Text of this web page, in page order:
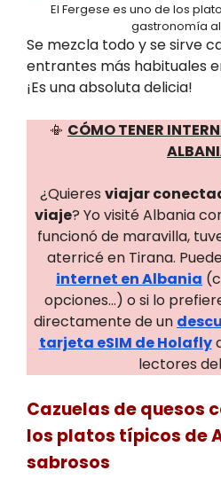
El Fergese es uno de los
gastronomía
Se mezcla todo y se sirve
entrantes más habituales
¡Es una absoluta delicia!
📳 CÓMO TENER
¿Quieres viajar
viaje? Yo visité Albania
funcionó de maravilla,
aterricé en Tirana.
internet en Albania
opciones…) o si lo
directamente de un
tarjeta eSIM de Holafly
lectores
Cazuelas de quesos
los platos típicos de
sabrosos